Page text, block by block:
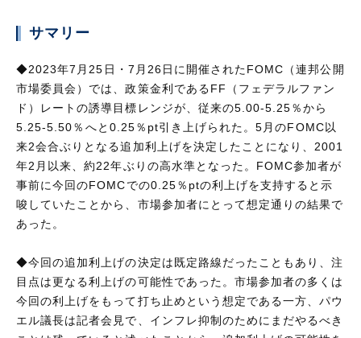
サマリー
◆2023年7月25日・7月26日に開催されたFOMC（連邦公開
市場委員会）では、政策金利であるFF（フェデラルファン
ド）レートの誘導目標レンジが、従来の5.00-5.25％から
5.25-5.50％へと0.25％pt引き上げられた。5月のFOMC以
来2会合ぶりとなる追加利上げを決定したことになり、2001
年2月以来、約22年ぶりの高水準となった。FOMC参加者が
事前に今回のFOMCでの0.25％ptの利上げを支持すると示
唆していたことから、市場参加者にとって想定通りの結果で
あった。
◆今回の追加利上げの決定は既定路線だったこともあり、注
目点は更なる利上げの可能性であった。市場参加者の多くは
今回の利上げをもって打ち止めという想定である一方、パウ
エル議長は記者会見で、インフレ抑制のためにまだやるべき